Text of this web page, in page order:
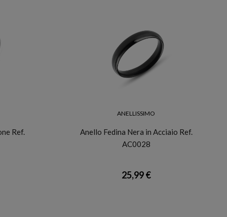
Ref.
ANELLISSIMO
Anello Fedina Nera in Acciaio Ref.
AC0028
25,99 €